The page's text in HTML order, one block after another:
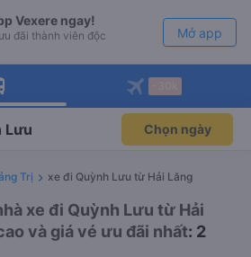
Vexere ngay!
đãi thành viên độc
Mở app
Vexere
khi đặt vé máy bay qua
Mở app
Lưu Chọn ngày
Trị xe đi Quỳnh Lưu từ Hải Lăng
xe đi Quỳnh Lưu từ Hải
và giá vé ưu đãi nhất: 2